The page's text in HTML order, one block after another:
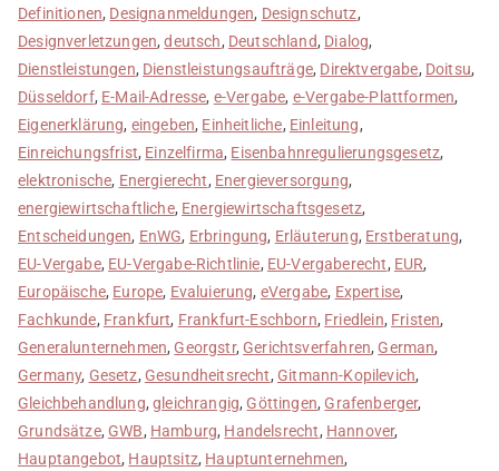
Definitionen, Designanmeldungen, Designschutz,
Designverletzungen,deutsch, Deutschland, Dialog,
Dienstleistungen, Dienstleistungsaufträge, Direktvergabe, Doitsu,
Düsseldorf, E-Mail-Adresse, e-Vergabe, e-Vergabe-Plattformen,
Eigenerklärung, eingeben, Einheitliche, Einleitung,
Einreichungsfrist, Einzelfirma, Eisenbahnregulierungsgesetz,
elektronische, Energierecht, Energieversorgung,
energiewirtschaftliche, Energiewirtschaftsgesetz,
Entscheidungen, EnWG, Erbringung, Erläuterung, Erstberatung,
EU-Vergabe, EU-Vergabe-Richtlinie, EU-Vergaberecht, EUR,
Europäische, Europe, Evaluierung, eVergabe, Expertise,
Fachkunde, Frankfurt, Frankfurt-Eschborn, Friedlein, Fristen,
Generalunternehmen, Georgstr, Gerichtsverfahren, German,
Germany, Gesetz, Gesundheitsrecht, Gitmann-Kopilevich,
Gleichbehandlung,gleichrangig, Göttingen, Grafenberger,
Grundsätze, GWB, Hamburg, Handelsrecht, Hannover,
Hauptangebot, Hauptsitz, Hauptunternehmen,